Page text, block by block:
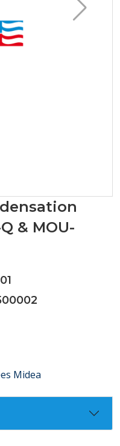
& MOU-
Midea